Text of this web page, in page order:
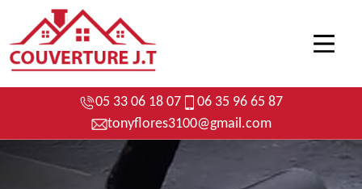
05 33 06 18 07
06 35 96 65 87
tonyflores3100@gmail.com